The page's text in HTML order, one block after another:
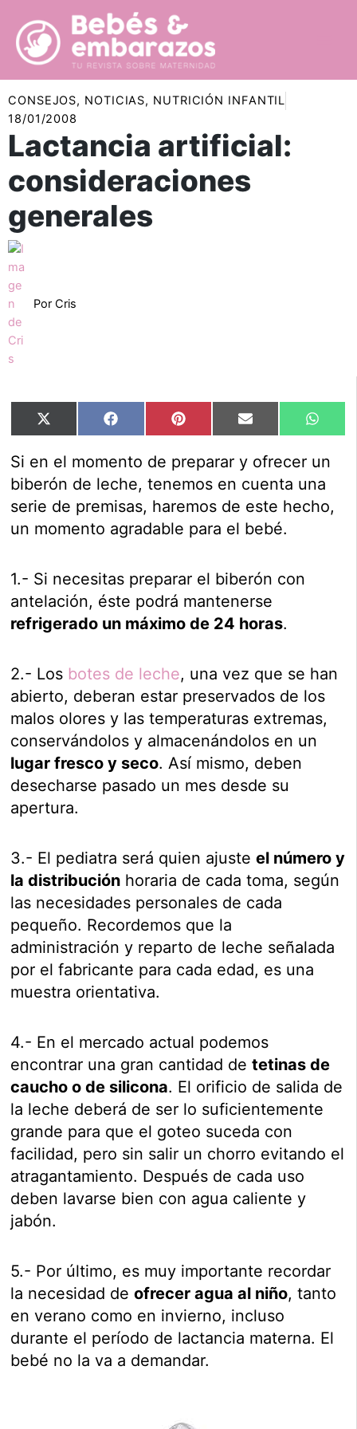
contenido
CONSEJOS, NOTICIAS, NUTRICIÓN INFANTIL
18/01/2008
Lactancia artificial:
consideraciones
generales
Por Cris
Compartir
en
X
(Twitter)
Compartir
en
Facebook Compartir
en
Pinterest Compartir
en
Email
en
Si en el momento de preparar y ofrecer un
biberón de leche, tenemos en cuenta una
serie de premisas, haremos de este hecho,
un momento agradable para el bebé.
1.- Si necesitas preparar el biberón con
antelación, éste podrá mantenerse
refrigerado un máximo de 24 horas.
2.- Los botes de leche, una vez que se han
abierto, deberan estar preservados de los
malos olores y las temperaturas extremas,
conservándolos y almacenándolos en un
lugar fresco y seco. Así mismo, deben
desecharse pasado un mes desde su
apertura.
3.- El pediatra será quien ajusteel número y
la distribución horaria de cada toma, según
las necesidades personales de cada
pequeño. Recordemos que la
administración y reparto de leche señalada
por el fabricante para cada edad, es una
muestra orientativa.
4.- En el mercado actual podemos
encontrar una gran cantidad detetinas de
caucho o de silicona. El orificio de salida de
la leche deberá de ser lo suficientemente
grande para que el goteo suceda con
facilidad, pero sin salir un chorro evitando el
atragantamiento. Después de cada uso
deben lavarse bien con agua caliente y
jabón.
5.- Por último, es muy importante recordar
la necesidad deofrecer agua al niño, tanto
en verano como en invierno, incluso
durante el período de lactancia materna. El
bebé no la va a demandar.